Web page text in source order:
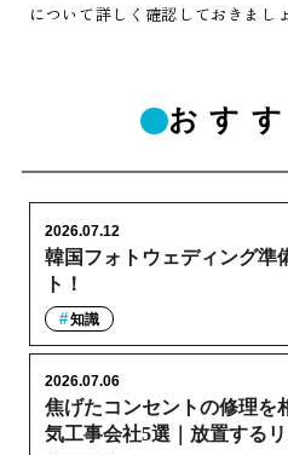
について詳しく確認しておきまし
おす
韓国フォトウェディング準
ト！
2026.07.12
知識
焦げたコンセントの修理を
気工事会社5選｜放置する
2026.07.06